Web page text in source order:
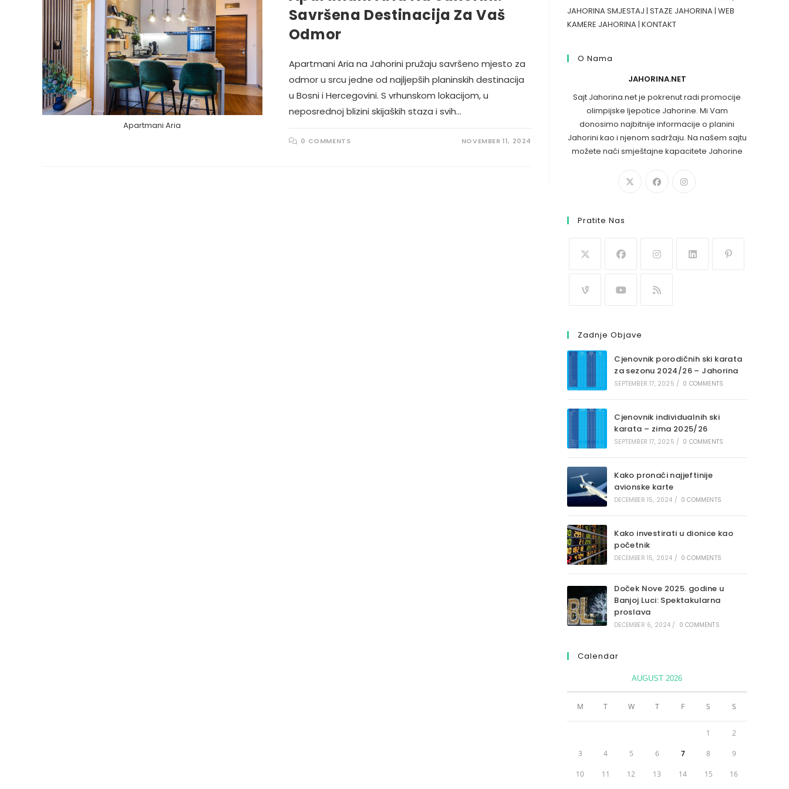
Apartmani Aria
Savršena Destinacija Za Vaš
Odmor
Apartmani Aria na Jahorini pružaju savršeno mjesto za
odmor u srcu jedne od najljepših planinskih destinacija
u Bosni i Hercegovini. S vrhunskom lokacijom, u
neposrednoj blizini skijaških staza i svih…
0 COMMENTS NOVEMBER 11, 2024
JAHORINA SMJESTAJ | STAZE JAHORINA| WEB
KAMERE JAHORINA| KONTAKT
O Nama
JAHORINA.NET
Sajt Jahorina.net je pokrenut radi promocije
olimpijske ljepotice Jahorine. Mi Vam
donosimo najbitnije informacije o planini
Jahorini kao i njenom sadržaju. Na našem sajtu
možete naći smještajne kapacitete Jahorine
Pratite Nas
Zadnje Objave
Cjenovnik porodičnih ski karata
za sezonu 2024/26 – Jahorina
SEPTEMBER 17, 2025 / 0 COMMENTS
Cjenovnik individualnih ski
karata – zima 2025/26
SEPTEMBER 17, 2025 / 0 COMMENTS
Kako pronaći najjeftinije
avionske karte
DECEMBER 15, 2024 / 0 COMMENTS
Kako investirati u dionice kao
početnik
DECEMBER 15, 2024 / 0 COMMENTS
Doček Nove 2025. godine u
Banjoj Luci: Spektakularna
proslava
DECEMBER 6, 2024 / 0 COMMENTS
Calendar
AUGUST 2026
M T W T F S S
1 2
3 4 5 6 7 8 9
10 11 12 13 14 15 16